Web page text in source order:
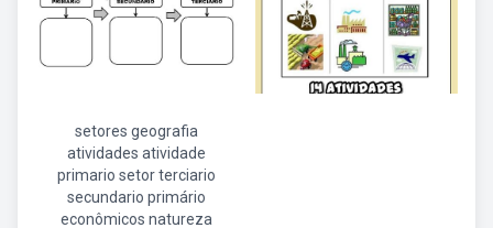
setores geografia
atividades atividade
primario setor terciario
secundario primário
econômicos natureza